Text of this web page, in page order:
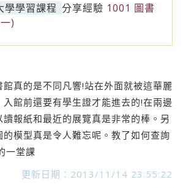
學學習課程 分享經驗 1001 圖書
)
館真的是不同凡響!站在外面就被這華麗
入館前還要有學生證才能進去的!在兩邊
報紙和最近的展覽真是非常的棒。另
模型真是令人難忘呢。教了如何查詢
一堂課
更新日期：2013/11/14 23:55:22